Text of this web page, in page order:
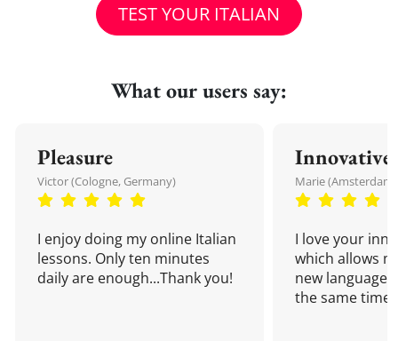
TEST YOUR ITALIAN
What our users say:
Pleasure
Victor (Cologne, Germany)
I enjoy doing my online Italian
lessons. Only ten minutes
daily are enough...Thank you!
Innovative
Marie
I love your
which allows
new language
the same time!